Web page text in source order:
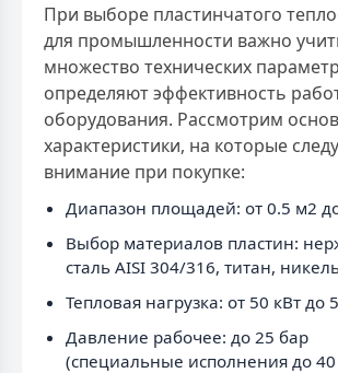
При выборе пластинчатого
для промышленности важно
множество технических
определяют эффективность
оборудования. Рассмотрим
характеристики, на которые
внимание при покупке:
Диапазон площадей: от 0.5 м2
Выбор материалов пластин:
сталь AISI 304/316, титан,
Тепловая нагрузка: от 50 кВт до
Давление рабочее: до 25 бар
(специальные исполнения до 40